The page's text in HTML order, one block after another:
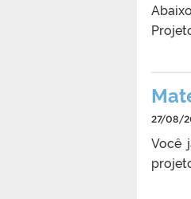
27/08/
Você